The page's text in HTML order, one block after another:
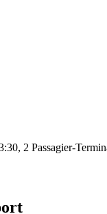
2 Passagier-